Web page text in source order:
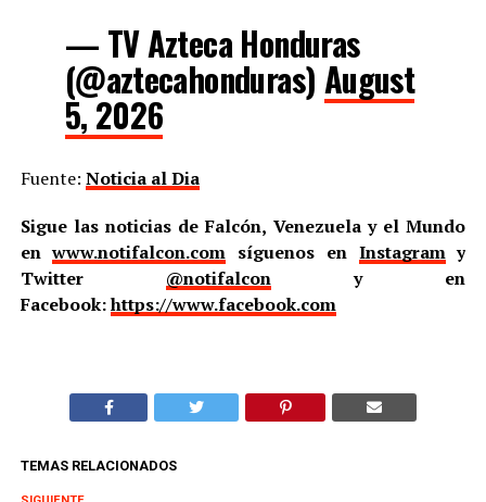
— TV Azteca Honduras
(@aztecahonduras) August
5, 2026
Fuente: Noticia al Dia
Sigue las noticias de Falcón, Venezuela y el Mundo
enwww.notifalcon.com síguenos en Instagramy
Twitter @notifalcony en
Facebook:https://www.facebook.com
TEMAS RELACIONADOS